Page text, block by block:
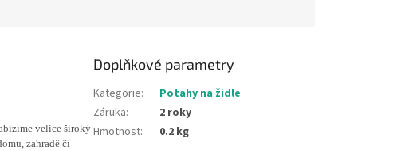
velice široký
zahradě či
Doplňkové parametry
Kategorie:
Potahy na židle
Záruka:
2 roky
Hmotnost: 0.2 kg